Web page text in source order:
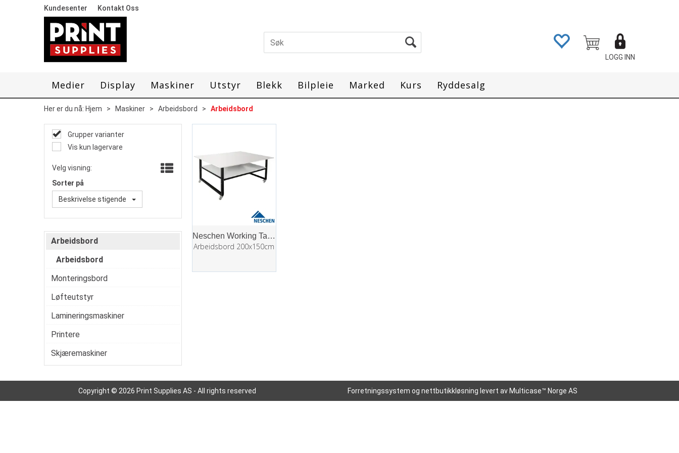
Kundesenter Kontakt Oss
LOGG INN
Medier Display Maskiner Utstyr Blekk Bilpleie Marked Kurs Ryddesalg
Her er du nå: Hjem > Maskiner > Arbeidsbord > Arbeidsbord
Grupper varianter
Vis kun lagervare
Velg visning:
Sorter på
Beskrivelse stigende
Arbeidsbord
Arbeidsbord
Monteringsbord
Løfteutstyr
Lamineringsmaskiner
Printere
Skjæremaskiner
Neschen Working Table
Arbeidsbord 200x150cm
Copyright © 2026 Print Supplies AS - All rights reserved Forretningssystem ognettbutikkløsning levert av Multicase™ Norge AS